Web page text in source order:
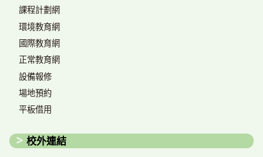
課程計劃網
環境教育網
國際教育網
正常教育網
設備報修
場地預約
平板借用
校外連結